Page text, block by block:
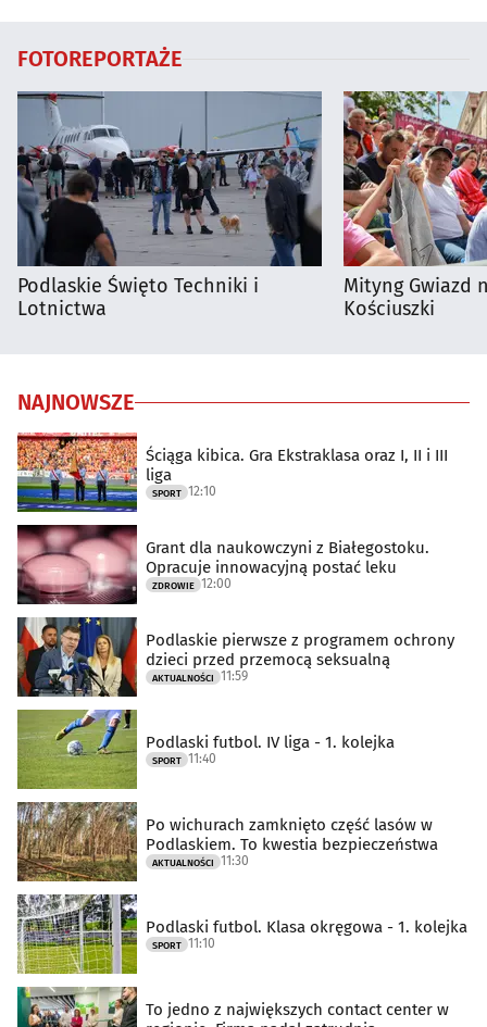
FOTOREPORTAŻE
Podlaskie Święto Techniki i
Lotnictwa
Mityng Gwiazd
Kościuszki
NAJNOWSZE
Ściąga kibica. Gra Ekstraklasa oraz I, II i III
liga
SPORT 12:10
Grant dla naukowczyni z Białegostoku.
Opracuje innowacyjną postać leku
ZDROWIE 12:00
Podlaskie pierwsze z programem ochrony
dzieci przed przemocą seksualną
AKTUALNOŚCI 11:59
Podlaski futbol. IV liga - 1. kolejka
SPORT 11:40
Po wichurach zamknięto część lasów w
Podlaskiem. To kwestia bezpieczeństwa
AKTUALNOŚCI 11:30
Podlaski futbol. Klasa okręgowa - 1. kolejka
SPORT 11:10
To jedno z największych contact center w